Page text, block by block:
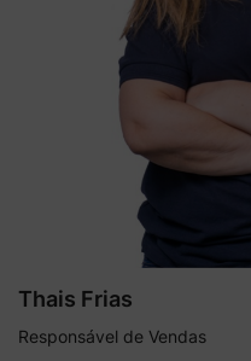
Thais Frias
Responsável de Vendas